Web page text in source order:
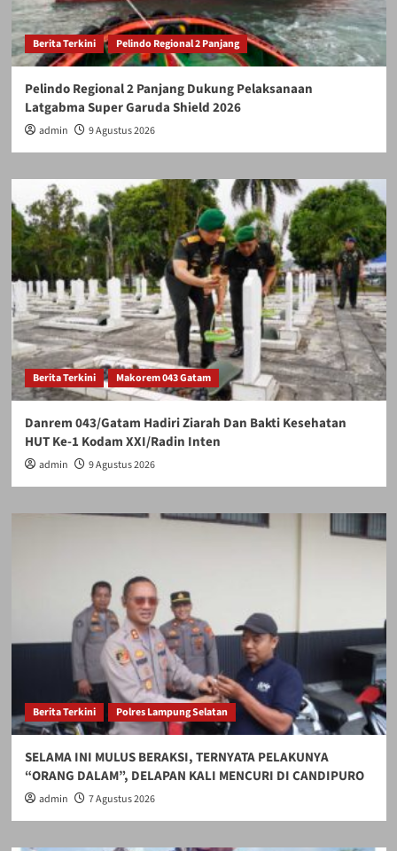
Berita Terkini Pelindo Regional 2 Panjang
Pelindo Regional 2 Panjang Dukung Pelaksanaan
Latgabma Super Garuda Shield 2026
admin 9 Agustus 2026
Berita Terkini Makorem 043 Gatam
Danrem 043/Gatam Hadiri Ziarah Dan Bakti Kesehatan
HUT Ke-1 Kodam XXI/Radin Inten
admin 9 Agustus 2026
Berita Terkini Polres Lampung Selatan
SELAMA INI MULUS BERAKSI, TERNYATA PELAKUNYA
“ORANG DALAM”, DELAPAN KALI MENCURI DI CANDIPURO
admin 7 Agustus 2026